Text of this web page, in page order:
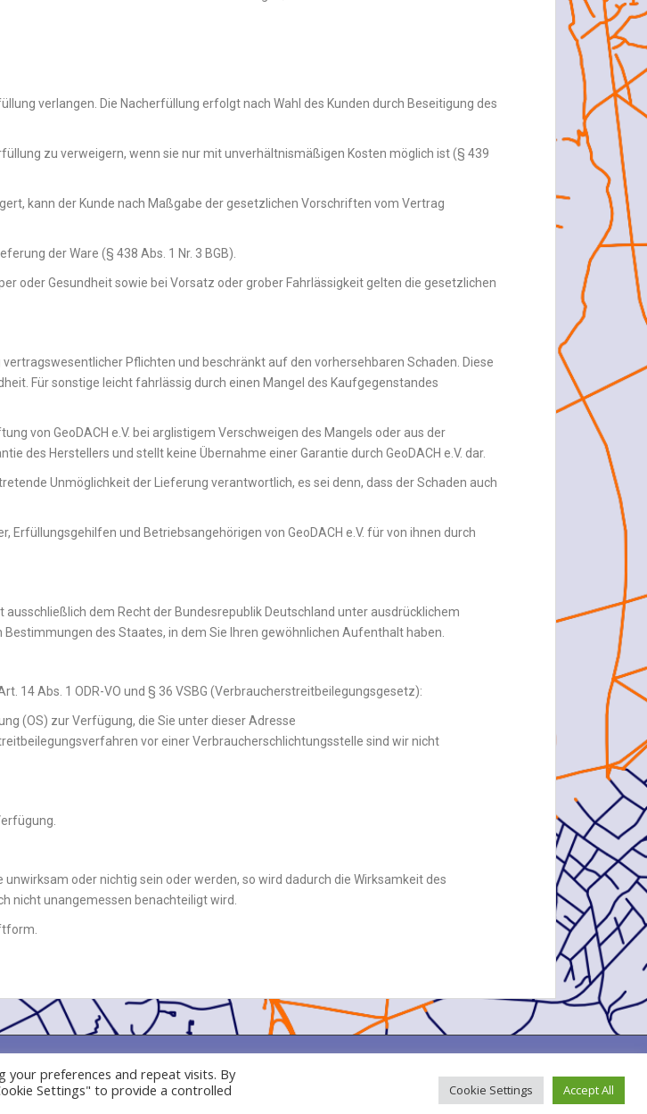
verlangen. Die Nacherfüllung erfolgt nach Wahl des Kunden durch Beseitigung des
zu verweigern, wenn sie nur mit unverhältnismäßigen Kosten möglich ist (§ 439
kann der Kunde nach Maßgabe der gesetzlichen Vorschriften vom Vertrag
der Ware (§ 438 Abs. 1 Nr. 3 BGB).
oder Gesundheit sowie bei Vorsatz oder grober Fahrlässigkeit gelten die gesetzlichen
Pflichten und beschränkt auf den vorhersehbaren Schaden. Diese
Für sonstige leicht fahrlässig durch einen Mangel des Kaufgegenstandes
von GeoDACH e.V. bei arglistigem Verschweigen des Mangels oder aus der
des Herstellers und stellt keine Übernahme einer Garantie durch GeoDACH e.V. dar.
Unmöglichkeit der Lieferung verantwortlich, es sei denn, dass der Schaden auch
und Betriebsangehörigen von GeoDACH e.V. für von ihnen durch
ausschließlich dem Recht der Bundesrepublik Deutschland unter ausdrücklichem
des Staates, in dem Sie Ihren gewöhnlichen Aufenthalt haben.
14 Abs. 1 ODR-VO und § 36 VSBG (Verbraucherstreitbeilegungsgesetz):
(OS) zur Verfügung, die Sie unter dieser Adresse
vor einer Verbraucherschlichtungsstelle sind wir nicht
oder nichtig sein oder werden, so wird dadurch die Wirksamkeit des
nicht unangemessen benachteiligt wird.
your preferences and repeat visits. By
Settings" to provide a controlled
Cookie Settings Accept All